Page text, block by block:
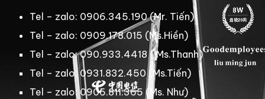
Tel – zalo: 0906.345.190 (Mr. Tiến)
Tel – zalo: 0909.178.015 (Ms.Hiền)
Tel – zalo: 090.933.4418 ( Ms.Thanh)
Tel – zalo: 0931.832.450 (Ms.Tiến)
Tel – zalo: 0906.811.365 (Ms. Như)